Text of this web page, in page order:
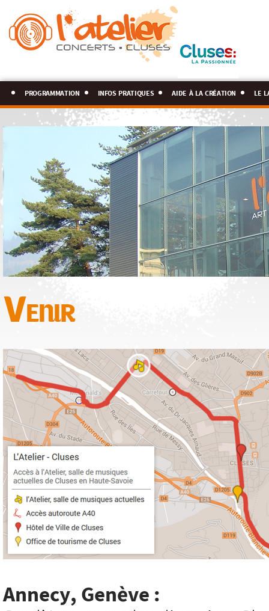
programmation infos pratiques aide à la création le
Venir
Annecy, Genève :